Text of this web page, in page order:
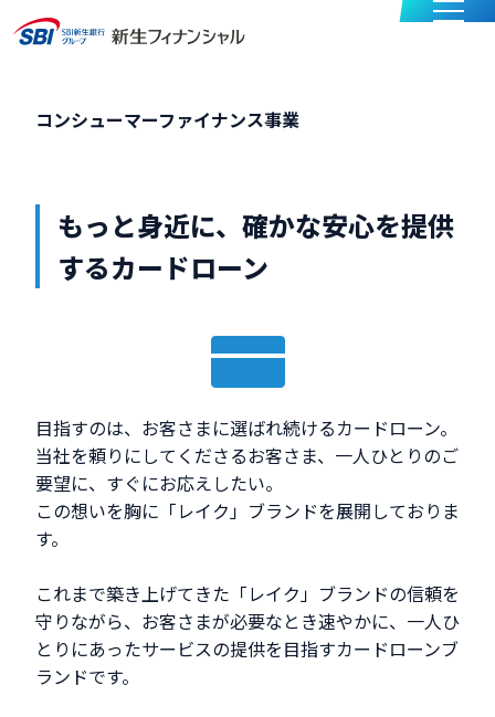
メニュー
コンシューマーファイナンス事業
もっと身近に、確かな安心を提供
するカードローン
目指すのは、お客さまに選ばれ続けるカードローン。
当社を頼りにしてくださるお客さま、一人ひとりのご
要望に、すぐにお応えしたい。
この想いを胸に「レイク」ブランドを展開しておりま
す。
これまで築き上げてきた「レイク」ブランドの信頼を
守りながら、お客さまが必要なとき速やかに、一人ひ
とりにあったサービスの提供を目指すカードローンブ
ランドです。